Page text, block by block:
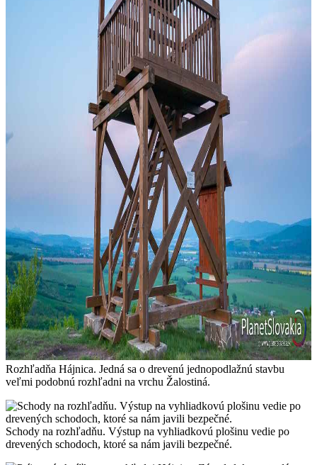
Rozhľadňa Hájnica. Jedná sa o drevenú jednopodlažnú stavbu
veľmi podobnú rozhľadni na vrchu Žalostiná.
Schody na rozhľadňu. Výstup na vyhliadkovú plošinu vedie po
drevených schodoch, ktoré sa nám javili bezpečné.